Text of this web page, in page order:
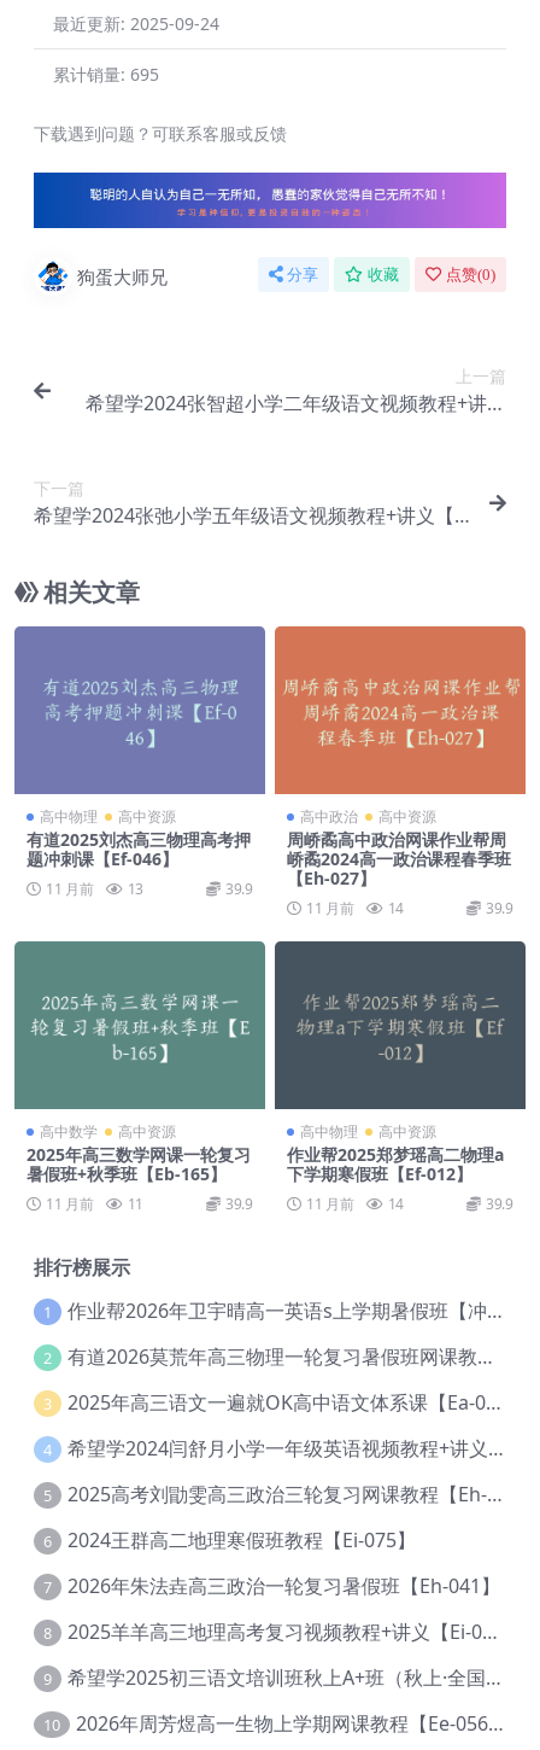
最近更新: 2025-09-24
累计销量: 695
下载遇到问题？可联系客服或反馈
狗蛋大师兄 分享 收藏 点赞(0)
上一篇
希望学2024张智超小学二年级语文视频教程+讲义
下一篇
希望学2024张弛小学五年级语文视频教程+讲义【C
相关文章
高中物理 高中资源
有道2025刘杰高三物理高考押
题冲刺课【Ef-046】
11 月前 13 39.9
高中政治 高中资源
周峤矞高中政治网课作业帮周
峤矞2024高一政治课程春季班
【Eh-027】
11 月前 14 39.9
高中数学 高中资源
2025年高三数学网课一轮复习
暑假班+秋季班【Eb-165】
11 月前 11 39.9
高中物理 高中资源
作业帮2025郑梦瑶高二物理a
下学期寒假班【Ef-012】
11 月前 14 39.9
排行榜展示
1 作业帮2026年卫宇晴高一英语s上学期暑假班【冲顶班】【Ec-003】
2 有道2026莫荒年高三物理一轮复习暑假班网课教程【Ef-044】
3 2025年高三语文一遍就OK高中语文体系课【Ea-028】
4 希望学2024闫舒月小学一年级英语视频教程+讲义【Cc-004】
5 2025高考刘勖雯高三政治三轮复习网课教程【Eh-061】
6 2024王群高二地理寒假班教程【Ei-075】
7 2026年朱法垚高三政治一轮复习暑假班【Eh-041】
8 2025羊羊高三地理高考复习视频教程+讲义【Ei-051】
9 希望学2025初三语文培训班秋上A+班（秋上·全国版·A+）【Da-031】
10 2026年周芳煜高一生物上学期网课教程【Ee-056】